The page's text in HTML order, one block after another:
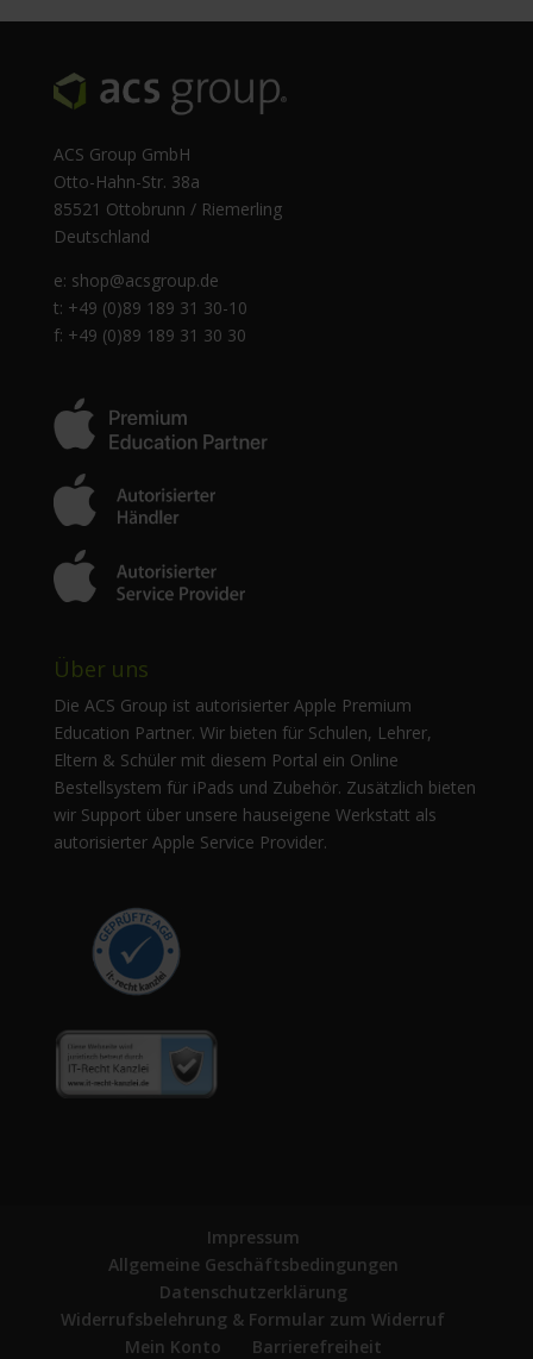
ACS Group GmbH
Otto-Hahn-Str. 38a
85521 Ottobrunn / Riemerling
Deutschland
e: shop@acsgroup.de
t: +49 (0)89 189 31 30-10
f: +49 (0)89 189 31 30 30
Über uns
Die ACS Group ist autorisierter Apple Premium
Education Partner. Wir bieten für Schulen, Lehrer,
Eltern & Schüler mit diesem Portal ein Online
Bestellsystem für iPads und Zubehör. Zusätzlich bieten
wir Support über unsere hauseigene Werkstatt als
autorisierter Apple Service Provider.
Impressum
Allgemeine Geschäftsbedingungen
Datenschutzerklärung
Widerrufsbelehrung & Formular zum Widerruf
Mein Konto
Barrierefreiheit